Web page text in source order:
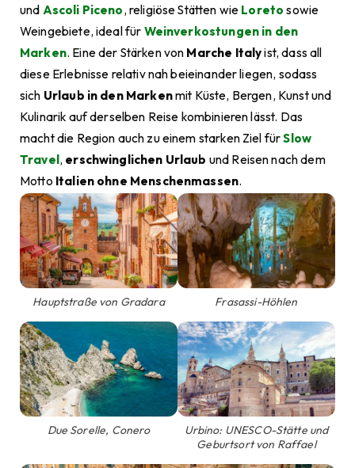
und Ascoli Piceno, religiöse Stätten wie Loreto sowie
Weingebiete, ideal für Weinverkostungen in den
Marken. Eine der Stärken von Marche Italyist, dass all
diese Erlebnisse relativ nah beieinander liegen, sodass
sich Urlaub in den Markenmit Küste, Bergen, Kunst und
Kulinarik auf derselben Reise kombinieren lässt. Das
macht die Region auch zu einem starken Ziel fürSlow
Travel, erschwinglichen Urlaub und Reisen nach dem
Motto Italien ohne Menschenmassen.
Hauptstraße von Gradara Frasassi-Höhlen
Due Sorelle, Conero
Urbino: UNESCO-Stätte und
Geburtsort von Raffael